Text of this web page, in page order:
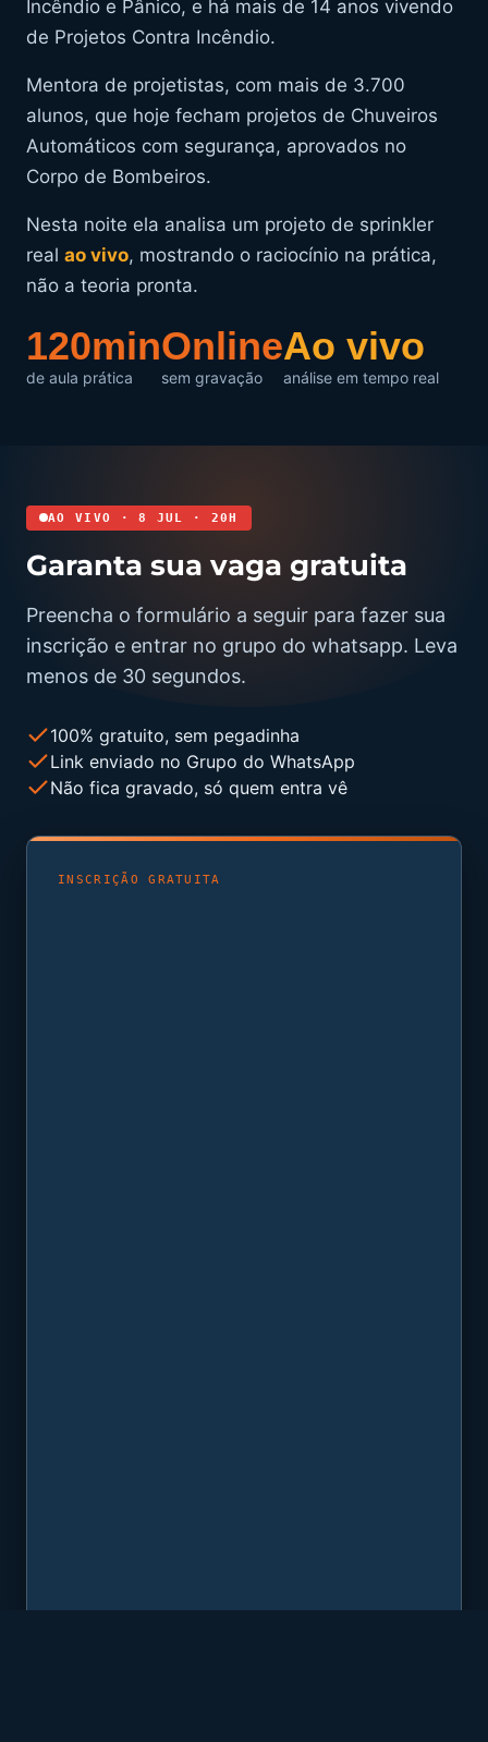
Incêndio e Pânico, e há mais de 14 anos vivendo
de Projetos Contra Incêndio.
Mentora de projetistas, com mais de 3.700
alunos, que hoje fecham projetos de Chuveiros
Automáticos com segurança, aprovados no
Corpo de Bombeiros.
Nesta noite ela analisa um projeto de sprinkler
real ao vivo, mostrando o raciocínio na prática,
não a teoria pronta.
120min
de aula prática
Online
sem gravação
Ao vivo
análise em tempo real
AO VIVO · 8 JUL · 20H
Garanta sua vaga gratuita
Preencha o formulário a seguir para fazer sua
inscrição e entrar no grupo do whatsapp. Leva
menos de 30 segundos.
100% gratuito, sem pegadinha
Link enviado no Grupo do WhatsApp
Não fica gravado, só quem entra vê
INSCRIÇÃO GRATUITA